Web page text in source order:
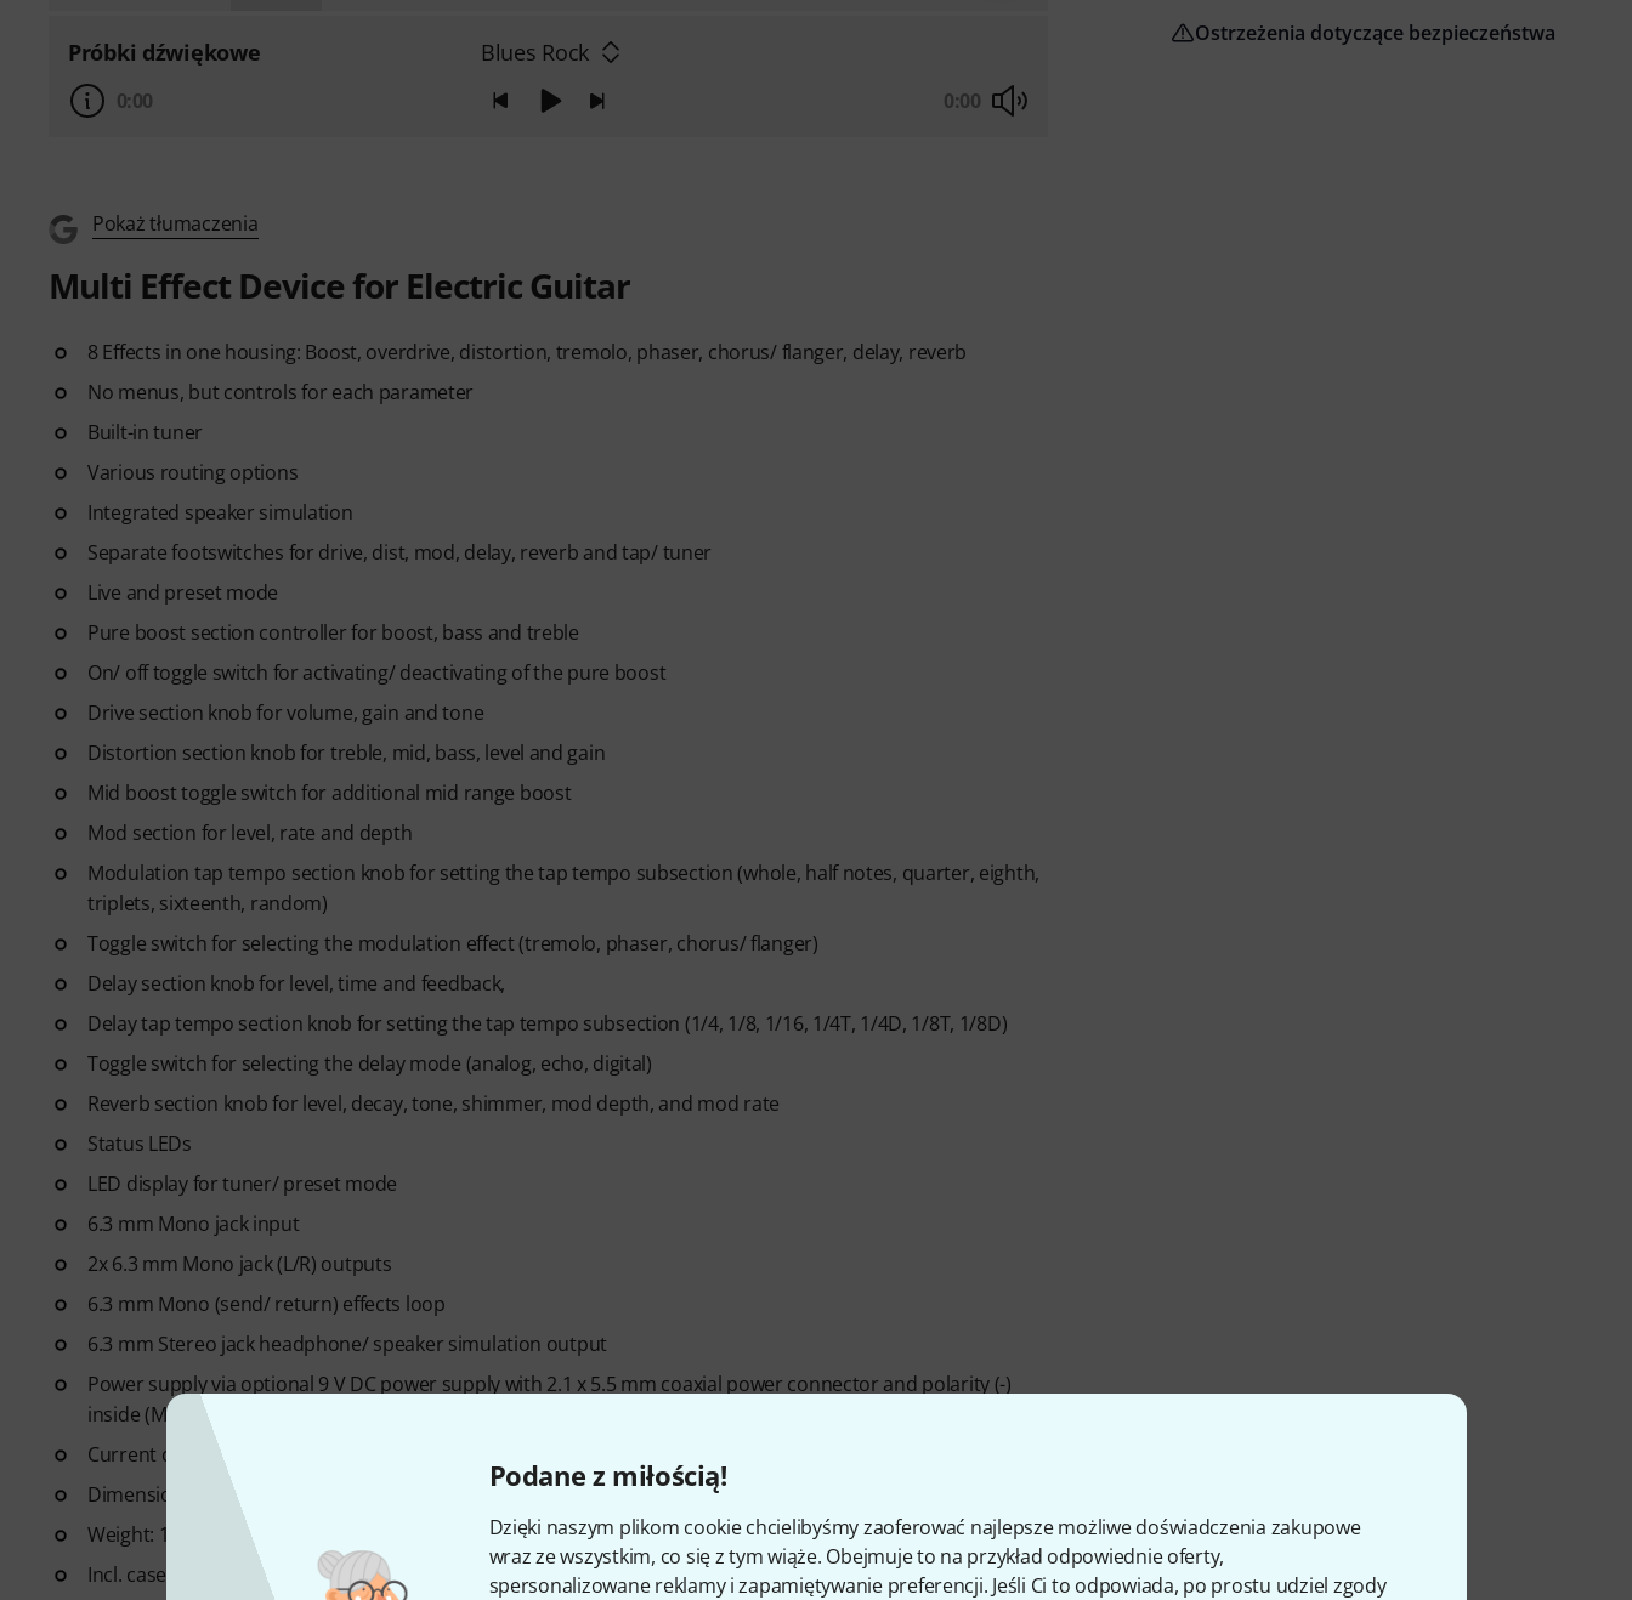
Podane z miłością!
Dzięki naszym plikom cookie chcielibyśmy zaoferować najlepsze możliwe doświadczenia zakupowe
wraz ze wszystkim, co się z tym wiąże. Obejmuje to na przykład odpowiednie oferty,
spersonalizowane reklamy i zapamiętywanie preferencji. Jeśli Ci to odpowiada, po prostu udziel zgody
Próbki dźwiękowe Blues Rock
0:00 0:00
Pokaż tłumaczenia
Multi Effect Device for Electric Guitar
8 Effects in one housing: Boost, overdrive, distortion, tremolo, phaser, chorus/ flanger, delay, reverb
No menus, but controls for each parameter
Built-in tuner
Various routing options
Integrated speaker simulation
Separate footswitches for drive, dist, mod, delay, reverb and tap/ tuner
Live and preset mode
Pure boost section controller for boost, bass and treble
On/ off toggle switch for activating/ deactivating of the pure boost
Drive section knob for volume, gain and tone
Distortion section knob for treble, mid, bass, level and gain
Mid boost toggle switch for additional mid range boost
Mod section for level, rate and depth
Modulation tap tempo section knob for setting the tap tempo subsection (whole, half notes, quarter, eighth,
triplets, sixteenth, random)
Toggle switch for selecting the modulation effect (tremolo, phaser, chorus/ flanger)
Delay section knob for level, time and feedback,
Delay tap tempo section knob for setting the tap tempo subsection (1/4, 1/8, 1/16, 1/4T, 1/4D, 1/8T, 1/8D)
Toggle switch for selecting the delay mode (analog, echo, digital)
Reverb section knob for level, decay, tone, shimmer, mod depth, and mod rate
Status LEDs
LED display for tuner/ preset mode
6.3 mm Mono jack input
2x 6.3 mm Mono jack (L/R) outputs
6.3 mm Mono (send/ return) effects loop
6.3 mm Stereo jack headphone/ speaker simulation output
Power supply via optional 9 V DC power supply with 2.1 x 5.5 mm coaxial power connector and polarity (-)
inside (Mooer PDNW-9V2A-MP - not included)
Current consumption: 300 mA
Dimensions (L x W x H): 370 x 96 x 51 mm
Weight: 1,200 g
Incl. case
Ostrzeżenia dotyczące bezpieczeństwa